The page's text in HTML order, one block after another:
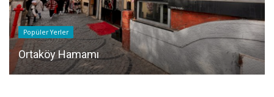
Popüler Yerler
Ortaköy Hamamı